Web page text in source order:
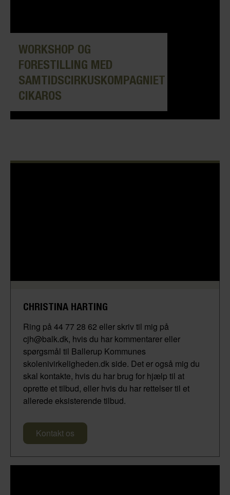
WORKSHOP OG
FORESTILLING MED
SAMTIDSCIRKUSKOMPAGNIET
CIKAROS
CHRISTINA HARTING
Ring på 44 77 28 62 eller skriv til mig på
cjh@balk.dk, hvis du har kommentarer eller
spørgsmål til Ballerup Kommunes
skolenivirkeligheden.dk side. Det er også mig du
skal kontakte, hvis du har brug for hjælp til at
oprette et tilbud, eller hvis du har rettelser til et
allerede eksisterende tilbud.
Kontakt os